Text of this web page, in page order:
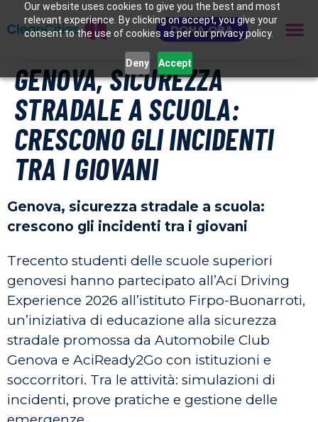
Our website uses cookies to give you the best and most
relevant experience. By clicking on accept, you give your
consent to the use of cookies as per our privacy policy.
Deny Accept
DONA ORA
GENOVA, SICUREZZA
STRADALE A SCUOLA:
CRESCONO GLI INCIDENTI
TRA I GIOVANI
Genova, sicurezza stradale a scuola:
crescono gli incidenti tra i giovani
Trecento studenti delle scuole superiori
genovesi hanno partecipato all’Aci Driving
Experience 2026 all’istituto Firpo-Buonarroti,
un’iniziativa di educazione alla sicurezza
stradale promossa da Automobile Club
Genova e AciReady2Go con istituzioni e
soccorritori. Tra le attività: simulazioni di
incidenti, prove pratiche e gestione delle